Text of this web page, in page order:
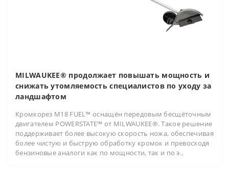
MILWAUKEE® продолжает повышать мощность и
снижать утомляемость специалистов по уходу за
ландшафтом
Кромкорез M18 FUEL™ оснащён передовым бесщёточным
двигателем POWERSTATE™ от MILWAUKEE®. Такое решение
поддерживает более высокую скорость ножа, обеспечивая
более чистую и быструю обработку кромок и превосходя
бензиновые аналоги как по мощности, так и по э..